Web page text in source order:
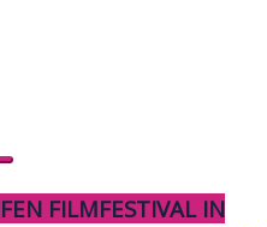
FILMFESTIVAL IN